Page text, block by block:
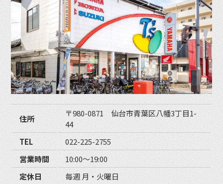
住所
〒980-0871 仙台市青葉区八幡3丁目1-
44
TEL
022-225-2755
営業時間
10:00〜19:00
定休日
毎週 月・火曜日